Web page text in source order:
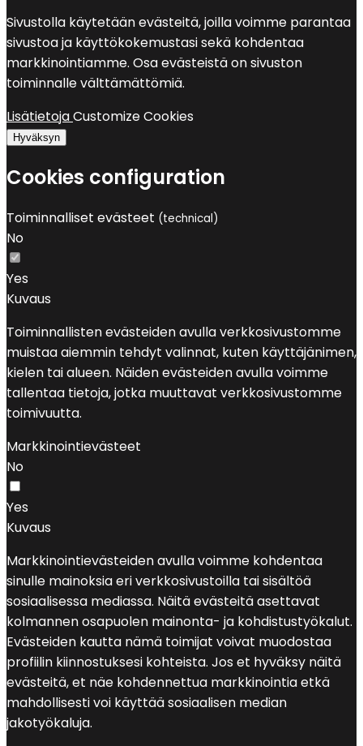
Sivustolla käytetään evästeitä, joilla voimme parantaa
sivustoa ja käyttökokemustasi sekä kohdentaa
markkinointiamme. Osa evästeistä on sivuston
toiminnalle välttämättömiä.
LisätietojaCustomize Cookies
Hyväksyn
Cookies configuration
Toiminnalliset evästeet (technical)
No
Yes
Kuvaus
Toiminnallisten evästeiden avulla verkkosivustomme
muistaa aiemmin tehdyt valinnat, kuten käyttäjänimen,
kielen tai alueen. Näiden evästeiden avulla voimme
tallentaa tietoja, jotka muuttavat verkkosivustomme
toimivuutta.
Markkinointievästeet
No
Yes
Kuvaus
Markkinointievästeiden avulla voimme kohdentaa
sinulle mainoksia eri verkkosivustoilla tai sisältöä
sosiaalisessa mediassa. Näitä evästeitä asettavat
kolmannen osapuolen mainonta- ja kohdistustyökalut.
Evästeiden kautta nämä toimijat voivat muodostaa
profiilin kiinnostuksesi kohteista. Jos et hyväksy näitä
evästeitä, et näe kohdennettua markkinointia etkä
mahdollisesti voi käyttää sosiaalisen median
jakotyökaluja.